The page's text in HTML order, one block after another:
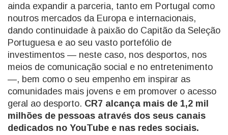
ainda expandir a parceria, tanto em Portugal como
noutros mercados da Europa e internacionais,
dando continuidade à paixão do Capitão da Seleção
Portuguesa e ao seu vasto portefólio de
investimentos — neste caso, nos desportos, nos
meios de comunicação social e no entretenimento
—, bem como o seu empenho em inspirar as
comunidades mais jovens e em promover o acesso
geral ao desporto. CR7 alcança mais de 1,2 mil
milhões de pessoas através dos seus canais
dedicados no YouTube e nas redes sociais.